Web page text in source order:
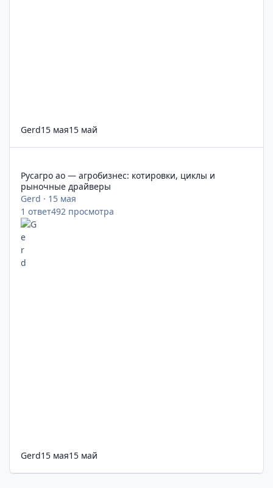
Gerd15 мая15 май
Русагро ао — агробизнес: котировки, циклы и
рыночные драйверы
Gerd · 15 мая
1 ответ492 просмотра
Gerd15 мая15 май